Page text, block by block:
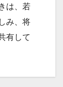
は、若
み、将
有して